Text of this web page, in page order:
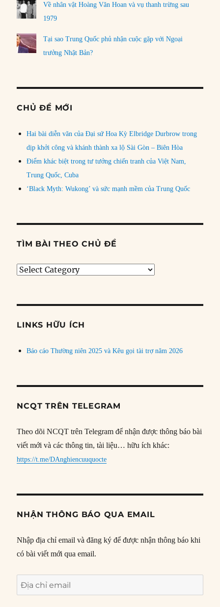
Về nhân vật Hoàng Văn Hoan và vụ thanh trừng sau
1979
Tại sao Trung Quốc phủ nhận cuộc gặp với Ngoại
trưởng Nhật Bản?
CHỦ ĐỀ MỚI
Hai bài diễn văn của Đại sứ Hoa Kỳ Elbridge Durbrow trong
dịp khởi công và khánh thành xa lộ Sài Gòn – Biên Hòa
Điểm khác biệt trong tư tưởng chiến tranh của Việt Nam,
Trung Quốc, Cuba
‘Black Myth: Wukong’ và sức mạnh mềm của Trung Quốc
TÌM BÀI THEO CHỦ ĐỀ
Tìm
đề
LINKS HỮU ÍCH
Báo cáo Thường niên 2025 và Kêu gọi tài trợ năm 2026
NCQT TRÊN TELEGRAM
Theo dõi NCQT trên Telegram để nhận được thông báo bài
viết mới và các thông tin, tài liệu… hữu ích khác:
https://t.me/DAnghiencuuquocte
NHẬN THÔNG BÁO QUA EMAIL
Nhập địa chỉ email và đăng ký để được nhận thông báo khi
có bài viết mới qua email.
Địa
chỉ